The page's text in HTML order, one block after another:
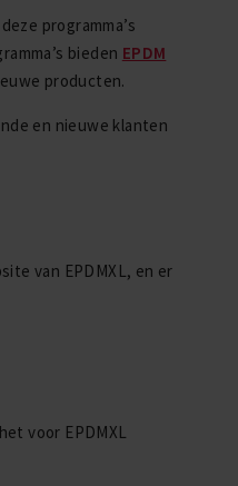
programma’s
bieden EPDM
producten.
en nieuwe klanten
van EPDMXL, en er
voor EPDMXL